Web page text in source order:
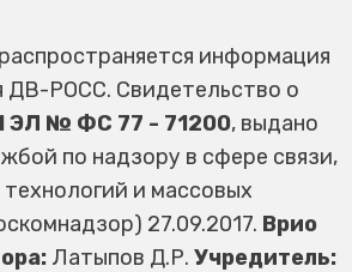
информация
ДВ-РОСС. Свидетельство о
ЭЛ № ФС 77 - 71200, выдано
по надзору в сфере связи,
и массовых
27.09.2017. Врио
Латыпов Д.Р. Учредитель: